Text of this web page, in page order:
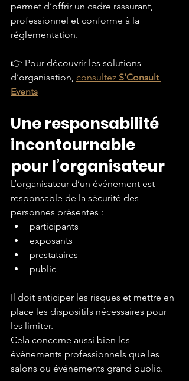
permet d’offrir un cadre rassurant,
professionnel et conforme à la
réglementation.
👉 Pour découvrir les solutions
d’organisation, consultez S’Consult
Events
Une responsabilité
incontournable
pour l’organisateur
L’organisateur d’un événement est
responsable de la sécurité des
personnes présentes :
participants
exposants
prestataires
public
Il doit anticiper les risques et mettre en
place les dispositifs nécessaires pour
les limiter.
Cela concerne aussi bien les
événements professionnels que les
salons ou événements grand public.